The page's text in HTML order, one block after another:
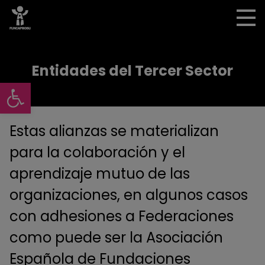
Abrir barra de herramientas
Entidades del Tercer Sector
Estas alianzas se materializan
para la colaboración y el
aprendizaje mutuo de las
organizaciones, en algunos casos
con adhesiones a Federaciones
como puede ser la Asociación
Española de Fundaciones